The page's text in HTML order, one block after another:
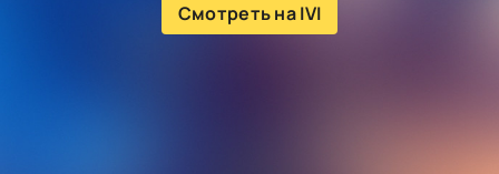
Смотреть на IVI